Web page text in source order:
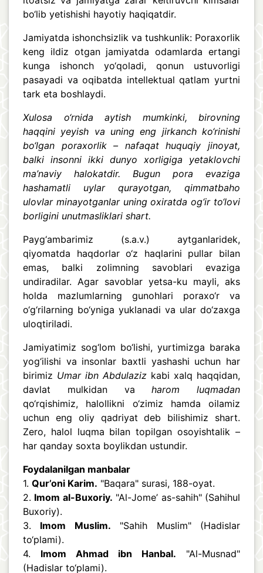
bo‘lib yetishishi hayotiy haqiqatdir.
Jamiyatda ishonchsizlik va tushkunlik: Poraxorlik
keng ildiz otgan jamiyatda odamlarda ertangi
kunga ishonch yo‘qoladi, qonun ustuvorligi
pasayadi va oqibatda intellektual qatlam yurtni
tark eta boshlaydi.
Xulosa o‘rnida aytish mumkinki, birovning
haqqini yeyish va uning eng jirkanch ko‘rinishi
bo‘lgan poraxorlik – nafaqat huquqiy jinoyat,
balki insonni ikki dunyo xorligiga yetaklovchi
ma’naviy halokatdir. Bugun pora evaziga
hashamatli uylar qurayotgan, qimmatbaho
ulovlar minayotganlar uning oxiratda og‘ir to‘lovi
borligini unutmasliklari shart.
Payg‘ambarimiz (s.a.v.) aytganlaridek,
qiyomatda haqdorlar o‘z haqlarini pullar bilan
emas, balki zolimning savoblari evaziga
undiradilar. Agar savoblar yetsa-ku mayli, aks
holda mazlumlarning gunohlari poraxo‘r va
o‘g‘rilarning bo‘yniga yuklanadi va ular do‘zaxga
uloqtiriladi.
Jamiyatimiz sog‘lom bo‘lishi, yurtimizga baraka
yog‘ilishi va insonlar baxtli yashashi uchun har
birimiz Umar ibn Abdulaziz kabi xalq haqqidan,
davlat mulkidan vaharom luqmadan
qo‘rqishimiz, halollikni o‘zimiz hamda oilamiz
uchun eng oliy qadriyat deb bilishimiz shart.
Zero, halol luqma bilan topilgan osoyishtalik –
har qanday soxta boylikdan ustundir.
Foydalanilgan manbalar
1. Qur’oni Karim. "Baqara" surasi, 188-oyat.
2. Imom al-Buxoriy. "Al-Jome’ as-sahih" (Sahihul
Buxoriy).
3. Imom Muslim. "Sahih Muslim" (Hadislar
to‘plami).
4. Imom Ahmad ibn Hanbal. "Al-Musnad"
(Hadislar to‘plami).